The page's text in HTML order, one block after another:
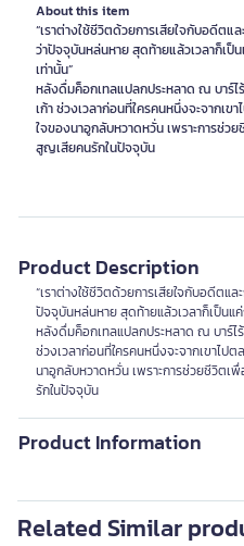
About this item
“เราต่างใช้ชีวิตด้วยการเสียใจกับอดีต
ว่าปัจจุบันหล่นหาย สุดท้ายแล้วเวลาก็เ
เท่านั้น”
หลังดื่มค็อกเทลแปลกประหลาด ณ บาร์
เก้า ช่วงเวลาก่อนที่ใครคนหนึ่งจะจากเ
ใจของนาอูกลับหวาดหวั่น เพราะการช่
สูญเสียคนรักในปัจจุบัน
Product Description
“เราต่างใช้ชีวิตด้วยการเสียใจกับอดีตแ
ปัจจุบันหล่นหาย สุดท้ายแล้วเวลาก็เป็นแ
หลังดื่มค็อกเทลแปลกประหลาด ณ บาร์ไ
ช่วงเวลาก่อนที่ใครคนหนึ่งจะจากเขาไป
นาอูกลับหวาดหวั่น เพราะการช่วยชีวิต
รักในปัจจุบัน
Product Information
Related Similar